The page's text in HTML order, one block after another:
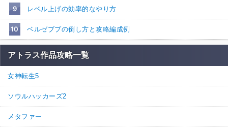
9 レベル上げの効率的なやり方
10 ベルゼブブの倒し方と攻略編成例
アトラス作品攻略一覧
女神転生5
ソウルハッカーズ2
メタファー